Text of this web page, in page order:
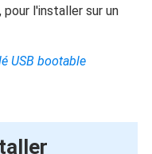
pour l'installer sur un
USB bootable